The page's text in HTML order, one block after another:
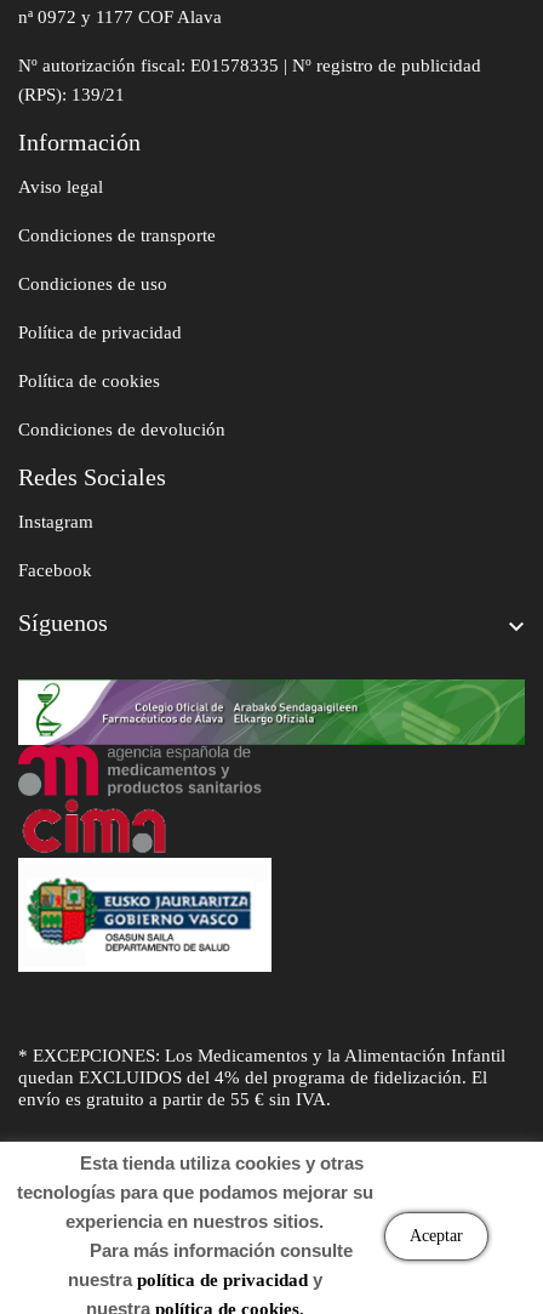
nª 0972 y 1177 COF Alava
Nº autorización fiscal: E01578335 | Nº registro de publicidad
(RPS): 139/21
Información
Aviso legal
Condiciones de transporte
Condiciones de uso
Política de privacidad
Política de cookies
Condiciones de devolución
Redes Sociales
Instagram
Facebook
Síguenos 
* EXCEPCIONES: Los Medicamentos y la Alimentación Infantil
quedan EXCLUIDOS del 4% del programa de fidelización. El
envío es gratuito a partir de 55 € sin IVA.
Esta tienda utiliza cookies y otras
tecnologías para que podamos mejorar su
experiencia en nuestros sitios.
Para más información consulte
nuestrapolítica de privacidady
nuestrapolítica de cookies.
Aceptar
© Desarrollado porSogifaryDTD Soluciones
. Derechos de autor
2022 Farmacia.